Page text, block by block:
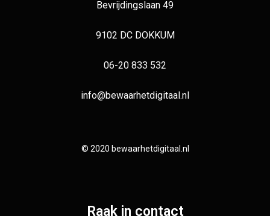
Bevrijdingslaan 49
9102 DC DOKKUM
06-20 833 532
info@bewaarhetdigitaal.nl
© 2020 bewaarhetdigitaal.nl
Raak in contact